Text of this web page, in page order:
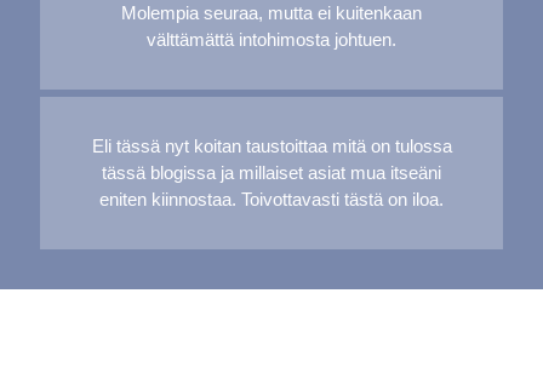
Molempia seuraa, mutta ei kuitenkaan
välttämättä intohimosta johtuen.
Eli tässä nyt koitan taustoittaa mitä on tulossa
tässä blogissa ja millaiset asiat mua itseäni
eniten kiinnostaa. Toivottavasti tästä on iloa.